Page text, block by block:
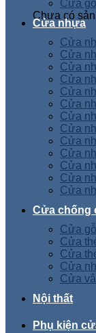
Chưa có
Cửa
Cửa nhựa
Cửa
Cửa
Cửa
Cửa
Cửa
Cửa
Cửa
Cửa
Cửa
Cửa
Cửa
Cửa
Cửa
Cửa chống
Cửa
Cửa
Cửa
Cửa
Cửa
Nội thất
Phụ kiện